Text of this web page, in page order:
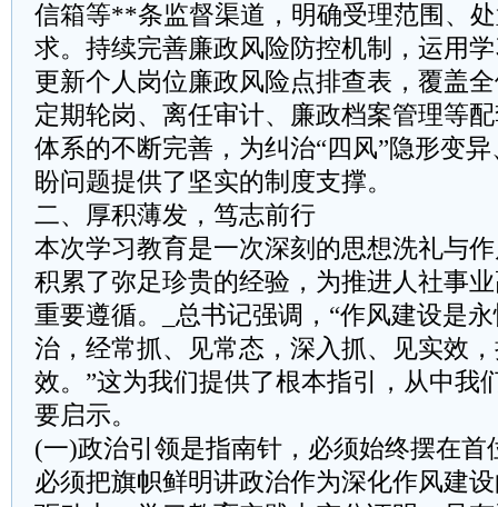
信箱等**条监督渠道，明确受理范围、
求。持续完善廉政风险防控机制，运用
更新个人岗位廉政风险点排查表，覆盖
定期轮岗、离任审计、廉政档案管理等
体系的不断完善，为纠治“四风”隐形变
盼问题提供了坚实的制度支撑。
二、厚积薄发，笃志前行
本次学习教育是一次深刻的思想洗礼与
积累了弥足珍贵的经验，为推进人社事
重要遵循。_总书记强调，“作风建设是
治，经常抓、见常态，深入抓、见实效
效。”这为我们提供了根本指引，从中我
要启示。
(一)政治引领是指南针，必须始终摆在首
必须把旗帜鲜明讲政治作为深化作风建